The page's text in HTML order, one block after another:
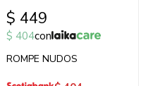
$ 449
$ 404con
ROMPE NUDOS